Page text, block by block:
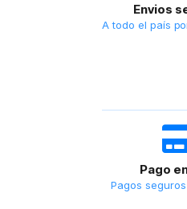
Envios
A todo el país
Pago
Pagos